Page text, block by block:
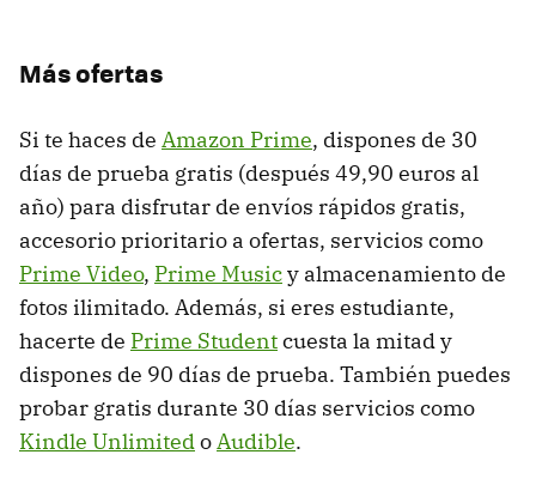
Más ofertas
Si te haces de Amazon Prime, dispones de 30
días de prueba gratis (después 49,90 euros al
año) para disfrutar de envíos rápidos gratis,
accesorio prioritario a ofertas, servicios como
Prime Video, Prime Musicy almacenamiento de
fotos ilimitado. Además, si eres estudiante,
hacerte de Prime Studentcuesta la mitad y
dispones de 90 días de prueba. También puedes
probar gratis durante 30 días servicios como
Kindle UnlimitedoAudible.